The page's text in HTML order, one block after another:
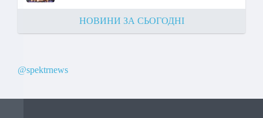
НОВИНИ ЗА СЬОГОДНІ
@spektrnews